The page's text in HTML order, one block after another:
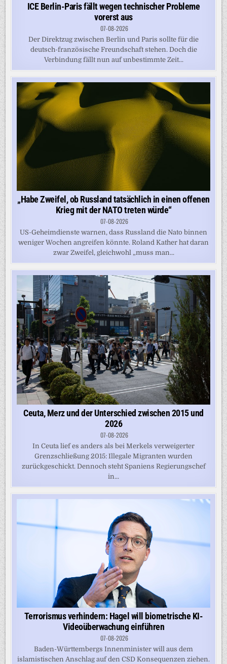
ICE Berlin-Paris fällt wegen technischer Probleme
vorerst aus
07-08-2026
Der Direktzug zwischen Berlin und Paris sollte für die
deutsch-französische Freundschaft stehen. Doch die
Verbindung fällt nun auf unbestimmte Zeit...
„Habe Zweifel, ob Russland tatsächlich in einen offenen
Krieg mit der NATO treten würde“
07-08-2026
US-Geheimdienste warnen, dass Russland die Nato binnen
weniger Wochen angreifen könnte. Roland Kather hat daran
zwar Zweifel, gleichwohl „muss man...
Ceuta, Merz und der Unterschied zwischen 2015 und
2026
07-08-2026
In Ceuta lief es anders als bei Merkels verweigerter
Grenzschließung 2015: Illegale Migranten wurden
zurückgeschickt. Dennoch steht Spaniens Regierungschef
in...
Terrorismus verhindern: Hagel will biometrische KI-
Videoüberwachung einführen
07-08-2026
Baden-Württembergs Innenminister will aus dem
islamistischen Anschlag auf den CSD Konsequenzen ziehen.